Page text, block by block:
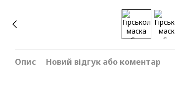
Опис Новий відгук або коментар